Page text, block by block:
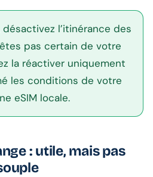
l’itinérance des
pas certain de votre
la réactiver uniquement
les conditions de votre
eSIM locale.
: utile, mais pas